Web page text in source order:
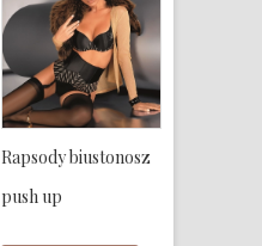
Rapsody biustonosz
push up